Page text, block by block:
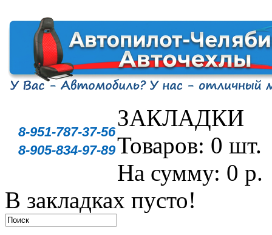
8-951-787-37-56
8-905-834-97-89
ЗАКЛАДКИ
Товаров: 0 шт.
На сумму: 0 р.
В закладках пусто!